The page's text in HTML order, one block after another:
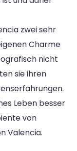
zwei sehr
Charme
nicht
sie ihren
Leben besser
von
Valencia.